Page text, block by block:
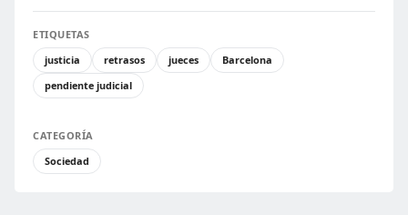
ETIQUETAS
justicia
retrasos jueces
Barcelona
pendiente judicial
CATEGORÍA
Sociedad